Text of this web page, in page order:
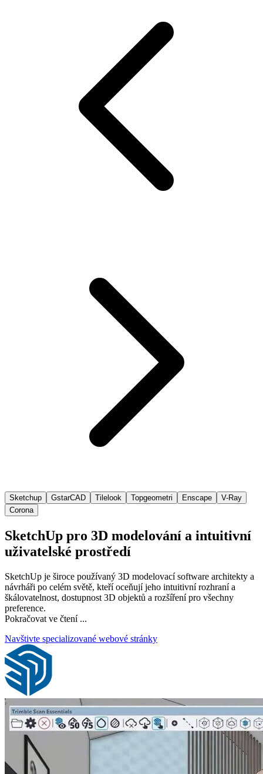
Sketchup GstarCAD Tilelook Topgeometri Enscape
V-Ray
Corona
SketchUp pro 3D modelování a intuitivní
uživatelské prostředí
SketchUp je široce používaný 3D modelovací software architekty a
návrháři po celém světě, kteří oceňují jeho intuitivní rozhraní a
škálovatelnost, dostupnost 3D objektů a rozšíření pro všechny
preference.
Pokračovat ve čtení ...
Navštivte specializované webové stránky